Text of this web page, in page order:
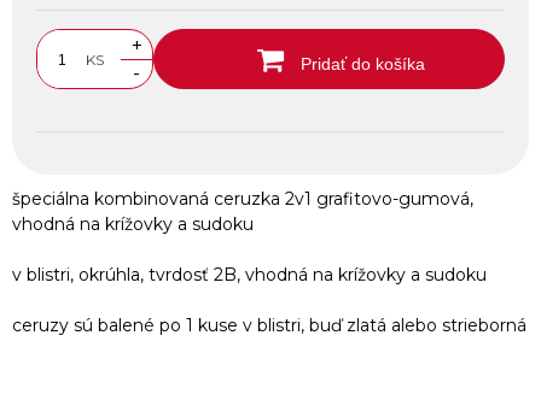
KS
+
-
Pridať do košíka
špeciálna kombinovaná ceruzka 2v1 grafitovo-gumová,
vhodná na krížovky a sudoku
v blistri, okrúhla, tvrdosť 2B, vhodná na krížovky a sudoku
ceruzy sú balené po 1 kuse v blistri, buď zlatá alebo strieborná